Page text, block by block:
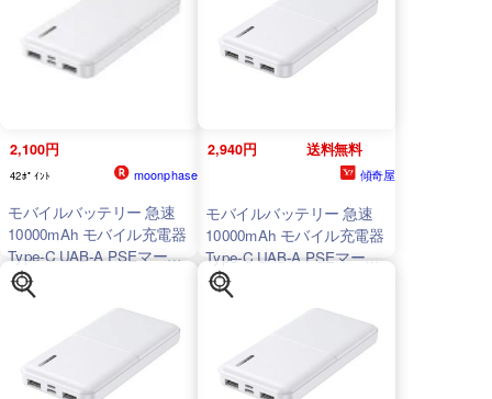
2,100円
42ﾎﾟｲﾝﾄ moonphase
モバイルバッテリー 急速
10000mAh モバイル充電器
Type-C UAB-A PSEマーク
有 HIDISC
MB10000TAWH
2,940円 送料無料
傾奇屋
モバイルバッテリー 急速
10000mAh モバイル充電器
Type-C UAB-A PSEマーク
有 HIDISC
MB10000TAWH